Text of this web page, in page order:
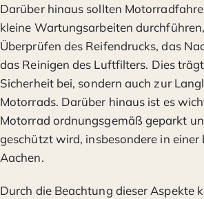
Darüber hinaus sollten
kleine Wartungsarbeiten
Überprüfen des Reifendrucks, das
das Reinigen des Luftfilters. Dies
Sicherheit bei, sondern auch zur
Motorrads. Darüber hinaus ist es
Motorrad ordnungsgemäß geparkt
geschützt wird, insbesondere in
Aachen.
Durch die Beachtung dieser Aspekte